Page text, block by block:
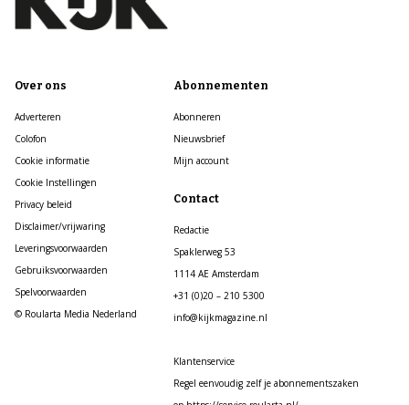
Over ons
Adverteren
Colofon
Cookie informatie
Cookie Instellingen
Privacy beleid
Disclaimer/vrijwaring
Leveringsvoorwaarden
Gebruiksvoorwaarden
Spelvoorwaarden
© Roularta Media Nederland
Abonnementen
Abonneren
Nieuwsbrief
Mijn account
Contact
Redactie
Spaklerweg 53
1114 AE Amsterdam
+31 (0)20 – 210 5300
info@kijkmagazine.nl
Klantenservice
Regel eenvoudig zelf je abonnementszaken